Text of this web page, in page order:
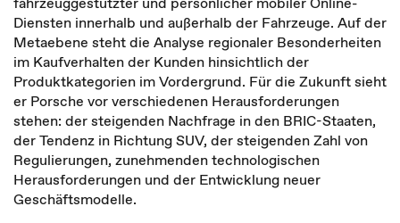
Diensten innerhalb und außerhalb der Fahrzeuge. Auf der
Metaebene steht die Analyse regionaler Besonderheiten
im Kaufverhalten der Kunden hinsichtlich der
Produktkategorien im Vordergrund. Für die Zukunft sieht
er Porsche vor verschiedenen Herausforderungen
stehen: der steigenden Nachfrage in den BRIC-Staaten,
der Tendenz in Richtung SUV, der steigenden Zahl von
Regulierungen, zunehmenden technologischen
Herausforderungen und der Entwicklung neuer
Geschäftsmodelle.